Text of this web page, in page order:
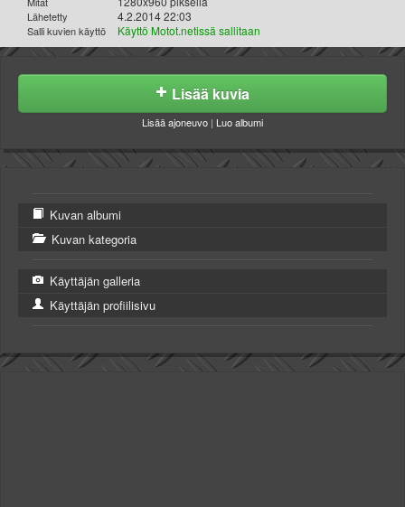
Palaute
Kevytversio
Lähetetty 4.2.2014 22:03
Salli kuvien käyttö Käyttö Motot.netissä sallitaan
Lisää kuvia
Lisää ajoneuvo | Luo albumi
Kuvan albumi
Kuvan kategoria
Käyttäjän galleria
Käyttäjän profiilisivu